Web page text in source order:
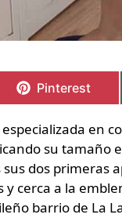
en
Pinterest
en
su tamaño
dos primeras
cerca a la
barrio de La
en